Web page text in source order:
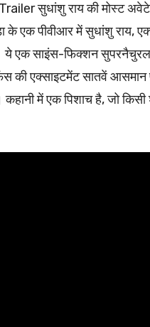
सुधांशु राय की मोस्ट
एक पीवीआर में सुधांशु राय,
ये एक साइंस-फिक्शन
की एक्साइटमेंट सातवें
में एक पिशाच है, जो